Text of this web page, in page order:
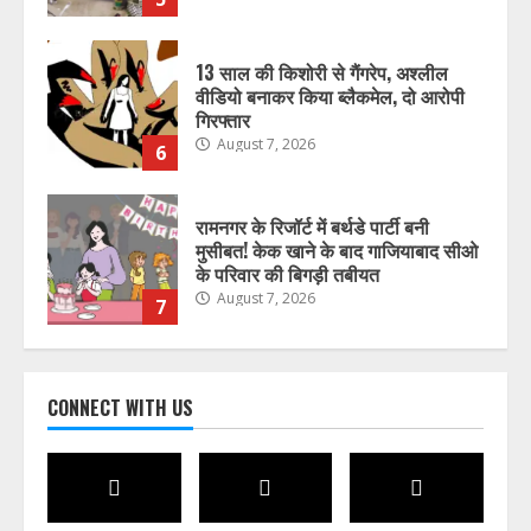
6
13 साल की किशोरी से गैंगरेप, अश्लील
वीडियो बनाकर किया ब्लैकमेल, दो आरोपी
गिरफ्तार
August 7, 2026
7
रामनगर के रिजॉर्ट में बर्थडे पार्टी बनी
मुसीबत! केक खाने के बाद गाजियाबाद सीओ
के परिवार की बिगड़ी तबीयत
August 7, 2026
1
CONNECT WITH US